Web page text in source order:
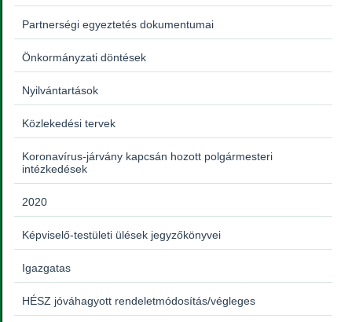
Partnerségi egyeztetés dokumentumai
Önkormányzati döntések
Nyilvántartások
Közlekedési tervek
Koronavírus-járvány kapcsán hozott polgármesteri
intézkedések
2020
Képviselő-testületi ülések jegyzőkönyvei
Igazgatas
HÉSZ jóváhagyott rendeletmódosítás/végleges